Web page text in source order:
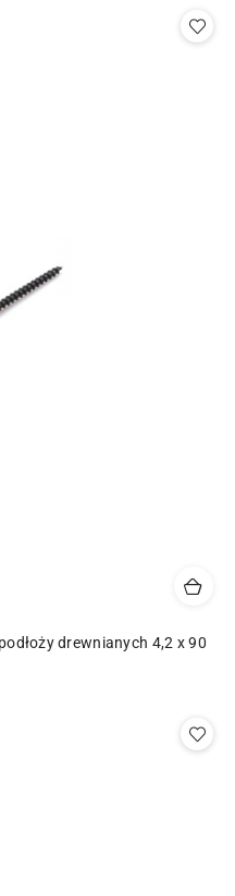
drewnianych 4,2 x 90